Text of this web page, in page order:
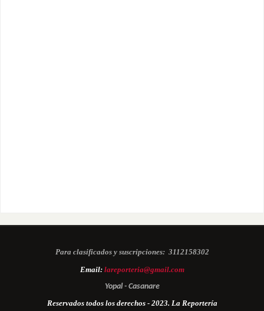
Para clasificados y suscripciones: 3112158302
Email: lareporteria@gmail.com
Yopal - Casanare
Reservados todos los derechos - 2023. La Reportería